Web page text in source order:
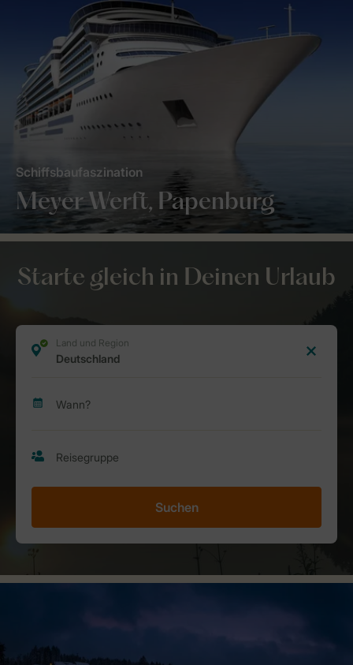
Meyer Werft, Papenburg
Schiffsbaufaszination
Starte gleich in Deinen Urlaub
Suchen